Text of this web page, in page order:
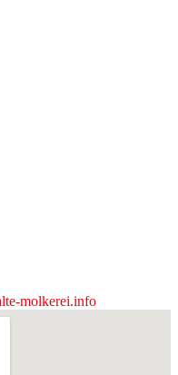
molkerei.info